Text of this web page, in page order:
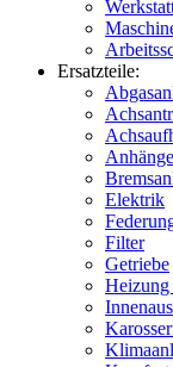
Ersatzteile:
Elektrik
Filter
Getriebe